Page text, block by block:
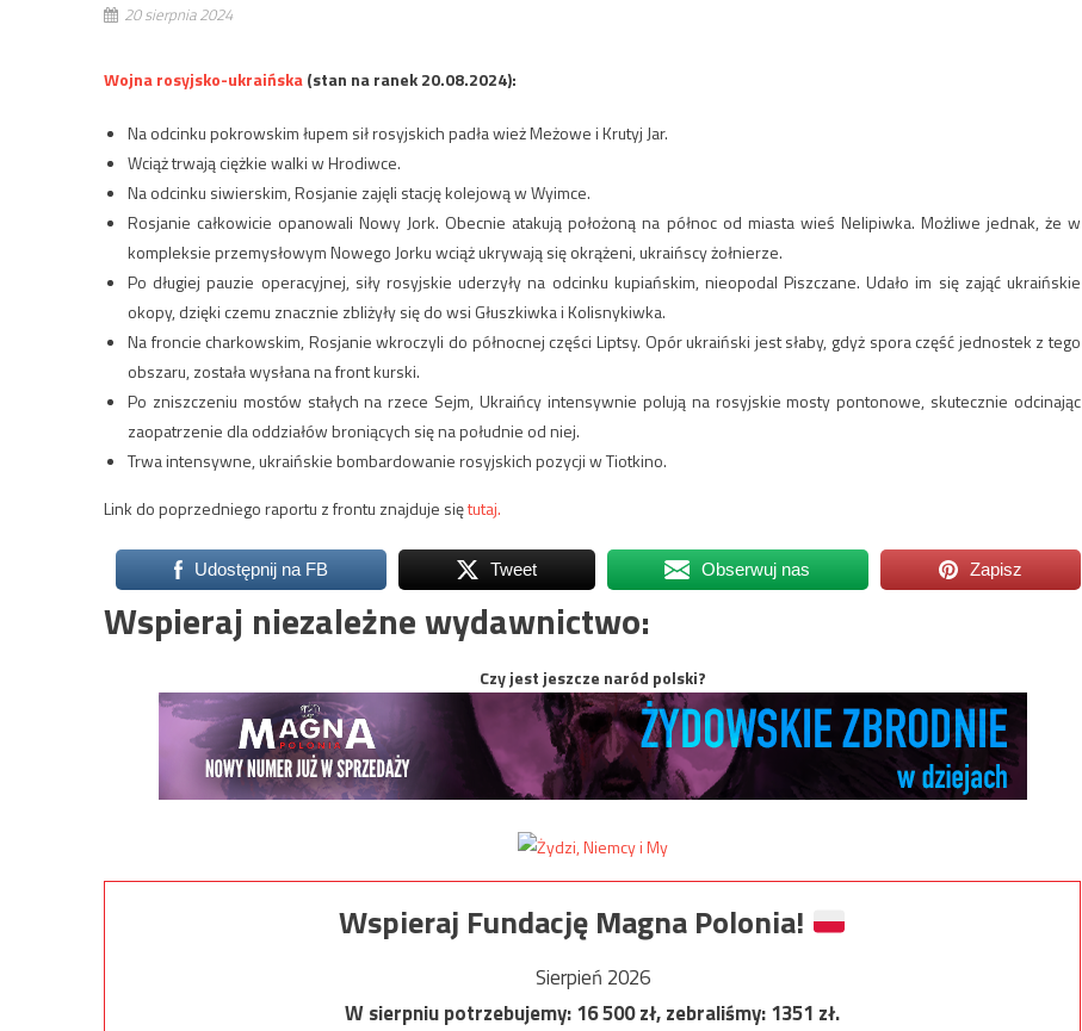
20 sierpnia 2024
Wojna rosyjsko-ukraińska(stan na ranek 20.08.2024):
Na odcinku pokrowskim łupem sił rosyjskich padła wież Meżowe i Krutyj Jar.
Wciąż trwają ciężkie walki w Hrodiwce.
Na odcinku siwierskim, Rosjanie zajęli stację kolejową w Wyimce.
Rosjanie całkowicie opanowali Nowy Jork. Obecnie atakują położoną na północ od miasta wieś Nelipiwka. Możliwe jednak, że w
kompleksie przemysłowym Nowego Jorku wciąż ukrywają się okrążeni, ukraińscy żołnierze.
Po długiej pauzie operacyjnej, siły rosyjskie uderzyły na odcinku kupiańskim, nieopodal Piszczane. Udało im się zająć ukraińskie
okopy, dzięki czemu znacznie zbliżyły się do wsi Głuszkiwka i Kolisnykiwka.
Na froncie charkowskim, Rosjanie wkroczyli do północnej części Liptsy. Opór ukraiński jest słaby, gdyż spora część jednostek z tego
obszaru, została wysłana na front kurski.
Po zniszczeniu mostów stałych na rzece Sejm, Ukraińcy intensywnie polują na rosyjskie mosty pontonowe, skutecznie odcinając
zaopatrzenie dla oddziałów broniących się na południe od niej.
Trwa intensywne, ukraińskie bombardowanie rosyjskich pozycji w Tiotkino.
Link do poprzedniego raportu z frontu znajduje siętutaj.
Udostępnij na FB Tweet Obserwuj nas Zapisz
Wspieraj niezależne wydawnictwo:
Czy jest jeszcze naród polski?
Wspieraj Fundację Magna Polonia!
Sierpień 2026
W sierpniu potrzebujemy:16 500zł, zebraliśmy:1351 zł.